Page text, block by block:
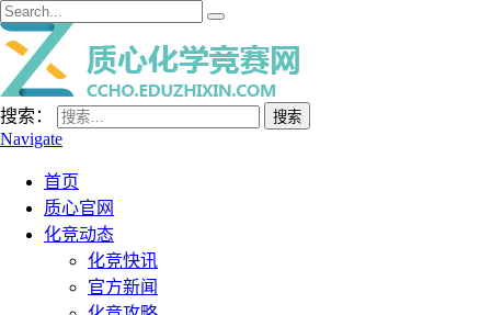
搜索：
Navigate
首页
质心官网
化竞动态
化竞快讯
官方新闻